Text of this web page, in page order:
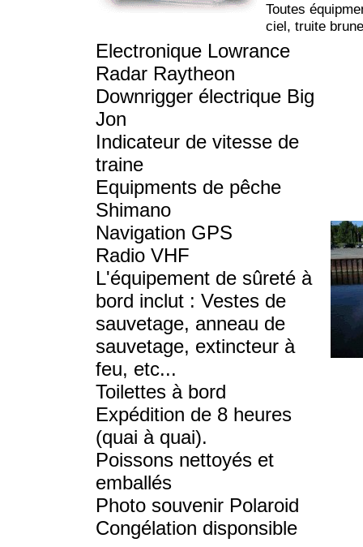
Toutes
ciel, truite
Electronique Lowrance
Radar Raytheon
Downrigger électrique Big
Jon
Indicateur de vitesse de
traine
Equipments de pêche
Shimano
Navigation GPS
Radio VHF
L'équipement de sûreté à
bord inclut : Vestes de
sauvetage, anneau de
sauvetage, extincteur à
feu, etc...
Toilettes à bord
Expédition de 8 heures
(quai àquai).
Poissons nettoyés et
emballés
Photo souvenir Polaroid
Congélation disponsible